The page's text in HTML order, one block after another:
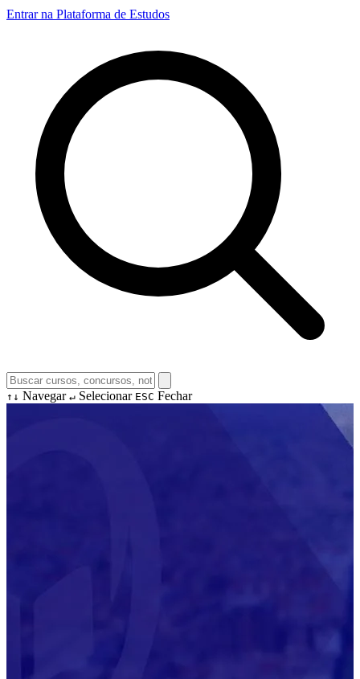
Entrar na Plataforma de Estudos
↑↓ Navegar ↵ Selecionar ESC Fechar